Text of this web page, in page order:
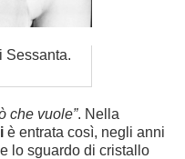
Sessanta.
che vuole”. Nella
è entrata così, negli anni
lo sguardo di cristallo